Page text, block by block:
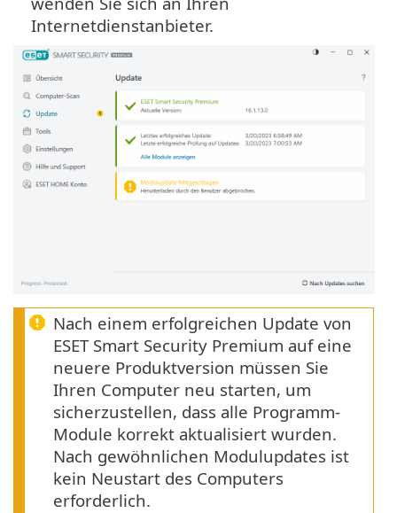
Internetdienstanbieter.
Nach einem erfolgreichen Update von
ESET Smart Security Premium auf eine
neuere Produktversion müssen Sie
Ihren Computer neu starten, um
sicherzustellen, dass alle Programm-
Module korrekt aktualisiert wurden.
Nach gewöhnlichen Modulupdates ist
kein Neustart des Computers
erforderlich.